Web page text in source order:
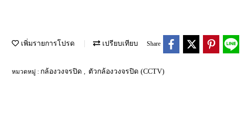
เพิ่มรายการโปรด เปรียบเทียบ Share
หมวดหมู่ : กล้องวงจรปิด ตัวกล้องวงจรปิด (CCTV)